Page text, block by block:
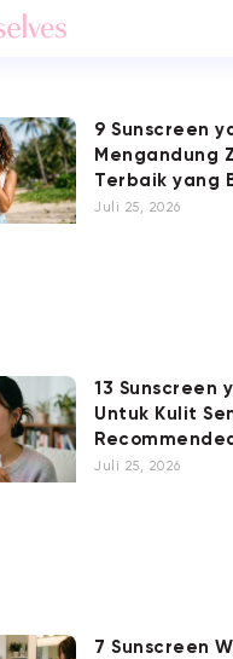
9 Sunscreen
Mengandung
Terbaik yang
Juli 25, 2026
13 Sunscreen
Untuk Kulit
Juli 25, 2026
7 Sunscreen